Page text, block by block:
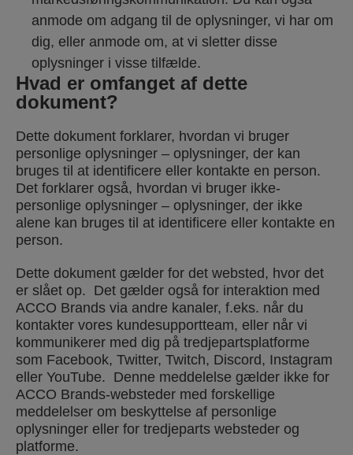
anmode om adgang til de oplysninger, vi har om
dig, eller anmode om, at vi sletter disse
oplysninger i visse tilfælde.
Hvad er omfanget af dette
dokument?
Dette dokument forklarer, hvordan vi bruger
personlige oplysninger – oplysninger, der kan
bruges til at identificere eller kontakte en person.
Det forklarer også, hvordan vi bruger ikke-
personlige oplysninger – oplysninger, der ikke
alene kan bruges til at identificere eller kontakte en
person.
Dette dokument gælder for det websted, hvor det
er slået op. Det gælder også for interaktion med
ACCO Brands via andre kanaler, f.eks. når du
kontakter vores kundesupportteam, eller når vi
kommunikerer med dig på tredjepartsplatforme
som Facebook, Twitter, Twitch, Discord, Instagram
eller YouTube. Denne meddelelse gælder ikke for
ACCO Brands-websteder med forskellige
meddelelser om beskyttelse af personlige
oplysninger eller for tredjeparts websteder og
platforme.